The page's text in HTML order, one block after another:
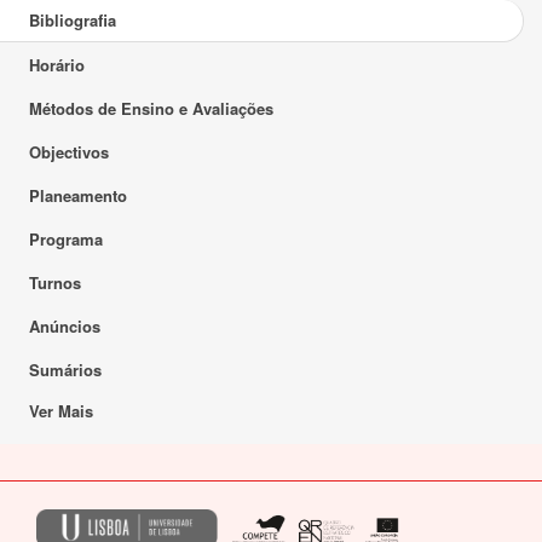
Bibliografia
Horário
Métodos de Ensino e Avaliações
Objectivos
Planeamento
Programa
Turnos
Anúncios
Sumários
Ver Mais